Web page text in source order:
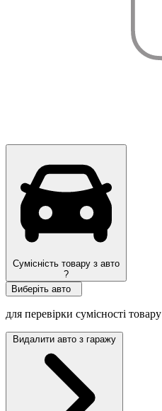
Сумісність товару з авто
?
Виберіть авто
для перевірки сумісності товару
Видалити авто з гаражу